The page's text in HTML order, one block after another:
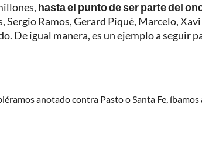
hasta el punto de ser parte del
Sergio Ramos, Gerard Piqué, Marcelo,
De igual manera, es un ejemplo a seguir
anotado contra Pasto o Santa Fe, íbamos